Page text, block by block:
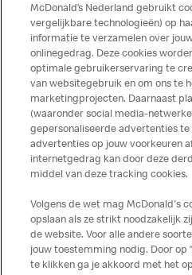
Geen zorgen, we
Je hoeft de deur niet meer uit
producten. Laat ze bezorgen
McDonald’s Nederland gebruikt
vergelijkbare technologieën) op
informatie te verzamelen over
onlinegedrag. Deze cookies
optimale gebruikerservaring te
van websitegebruik en om ons te
marketingprojecten. Daarnaast
(waaronder social media-
gepersonaliseerde advertenties te
advertenties op jouw voorkeuren
internetgedrag kan door deze
middel van deze tracking cookies.
Volgens de wet mag McDonald's
opslaan als ze strikt noodzakelijk
de website. Voor alle andere
jouw toestemming nodig. Door op
te klikken ga je akkoord met het